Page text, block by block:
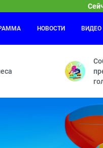
— Гол — Мишка-
НОВОСТИ ВИДЕО